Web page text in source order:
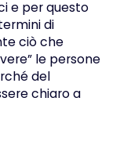
e per questo
di
ciò che
le persone
del
chiaro a